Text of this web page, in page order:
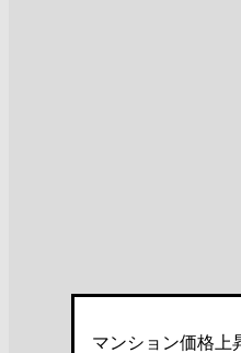
マンション価格上